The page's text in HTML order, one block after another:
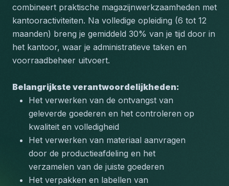
combineert praktische magazijnwerkzaamheden met
kantooractiviteiten. Na volledige opleiding (6 tot 12
maanden) breng je gemiddeld 30% van je tijd door in
het kantoor, waar je administratieve taken en
voorraadbeheer uitvoert.
Belangrijkste verantwoordelijkheden:
Het verwerken van de ontvangst van
geleverde goederen en het controleren op
kwaliteit en volledigheid
Het verwerken van materiaal aanvragen
door de productieafdeling en het
verzamelen van de juiste goederen
Het verpakken en labellen van